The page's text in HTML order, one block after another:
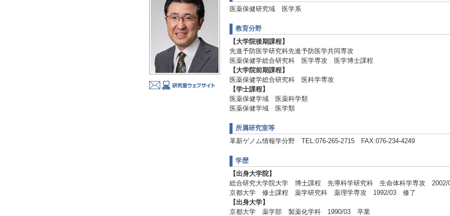
医薬保健研究域 医学系
教育分野
【大学院後期課程】
先進予防医学研究科先進予防医学共同専攻
医薬保健学総合研究科 医学専攻 医学博士課程
【大学院前期課程】
医薬保健学総合研究科 医科学専攻
【学士課程】
医薬保健学域 医薬科学類
医薬保健学域 医学類
所属研究室等
革新ゲノム情報学分野 TEL:076-265-2715 FAX:076-234-4249
学歴
【出身大学院】
総合研究大学院大学 博士課程 先導科学研究科 生命体科学専攻
京都大学 修士課程 薬学研究科 薬理学専攻 1992/03 修了
【出身大学】
京都大学 薬学部 製薬化学科 1990/03 卒業